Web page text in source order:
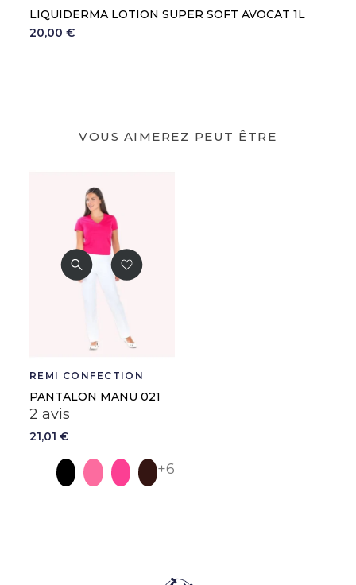
LIQUIDERMA LOTION SUPER SOFT AVOCAT 1L
20,00 €
VOUS AIMEREZ PEUT ÊTRE
REMI CONFECTION
PANTALON MANU 021
2 avis
21,01 €
BlancNoirRoseFuchsia
Iris
+6